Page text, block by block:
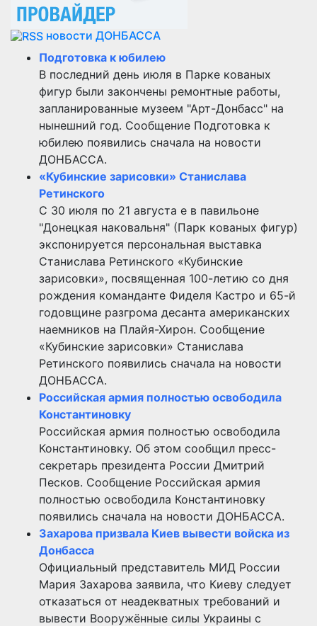
новости ДОНБАССА
Подготовка к юбилею
В последний день июля в Парке кованых
фигур были закончены ремонтные работы,
запланированные музеем "Арт-Донбасс" на
нынешний год. Сообщение Подготовка к
юбилею появились сначала на новости
ДОНБАССА.
«Кубинские зарисовки» Станислава
Ретинского
С 30 июля по 21 августа е в павильоне
"Донецкая наковальня" (Парк кованых фигур)
экспонируется персональная выставка
Станислава Ретинского «Кубинские
зарисовки», посвященная 100-летию со дня
рождения команданте Фиделя Кастро и 65-й
годовщине разгрома десанта американских
наемников на Плайя-Хирон. Сообщение
«Кубинские зарисовки» Станислава
Ретинского появились сначала на новости
ДОНБАССА.
Российская армия полностью освободила
Константиновку
Российская армия полностью освободила
Константиновку. Об этом сообщил пресс-
секретарь президента России Дмитрий
Песков. Сообщение Российская армия
полностью освободила Константиновку
появились сначала на новости ДОНБАССА.
Захарова призвала Киев вывести войска из
Донбасса
Официальный представитель МИД России
Мария Захарова заявила, что Киеву следует
отказаться от неадекватных требований и
вывести Вооружённые силы Украины с